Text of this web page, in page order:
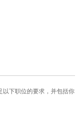
以下职位的要求，并包括你